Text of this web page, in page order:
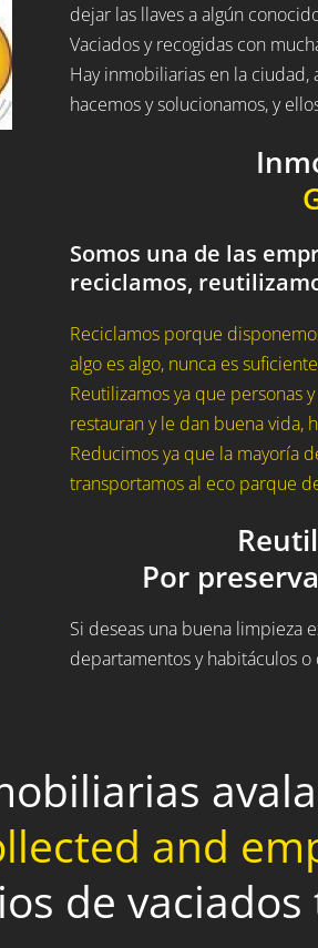
dejar las llaves a algún
Vaciados y recogidas con
Hay inmobiliarias en la
hacemos y solucionamos, y
Somos una de las
reciclamos,
Reciclamos porque
algo es algo, nunca es
Reutilizamos ya que personas
restauran y le dan buena vida,
Reducimos ya que la mayoría
transportamos al eco parque
Por
Si deseas una buena limpieza
departamentos y habitáculos
and
de